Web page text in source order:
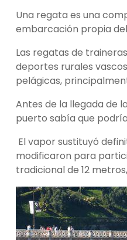
Una regata es una
embarcación propia
Las regatas de
deportes rurales
pelágicas,
Antes de la llegada de
puerto sabía que
El vapor sustituyó
modificaron para
tradicional de 12